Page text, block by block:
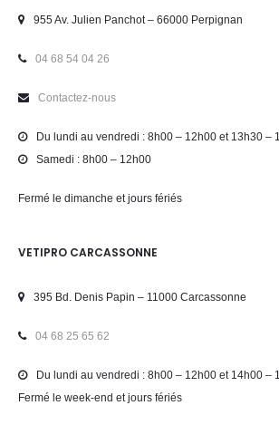
955 Av. Julien Panchot – 66000 Perpignan
04 68 54 04 26
Contactez-nous
Du lundi au vendredi : 8h00 – 12h00 et 13h30 –
Samedi : 8h00 – 12h00
Fermé le dimanche et jours fériés
VETIPRO CARCASSONNE
395 Bd. Denis Papin – 11000 Carcassonne
04 68 25 65 62
Du lundi au vendredi : 8h00 – 12h00 et 14h00 –
Fermé le week-end et jours fériés